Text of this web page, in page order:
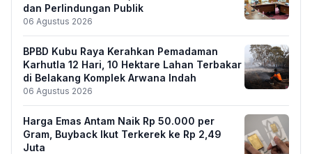
dan Perlindungan Publik
06 Agustus 2026
BPBD Kubu Raya Kerahkan Pemadaman
Karhutla 12 Hari, 10 Hektare Lahan Terbakar
di Belakang Komplek Arwana Indah
06 Agustus 2026
Harga Emas Antam Naik Rp 50.000 per
Gram, Buyback Ikut Terkerek ke Rp 2,49
Juta